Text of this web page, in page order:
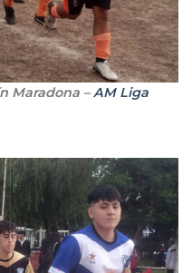
Maradona –AM Liga